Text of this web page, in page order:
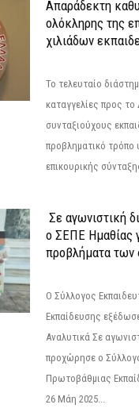
Απαράδεκτη
ολόκληρης της
χιλιάδων
Το τελευταίο
καταγγελίες προς
συνταξιούχους
προβληματικό τρόπο
επικουρικής
Σε αγωνιστική
ο ΣΕΠΕ Ημαθίας
προβλήματα των
Ο Σύλλογος
Εκπαίδευσης
Αναλυτικά Σε
προχώρησε ο
Πρωτοβάθμιας
26 Μάη 2025...